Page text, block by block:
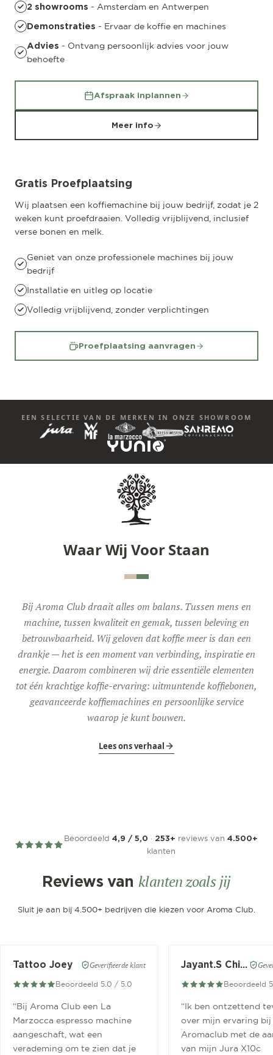
2 showrooms - Amsterdam en Antwerpen
Demonstraties - Ervaar de koffie en machines
Advies - Ontvang persoonlijk advies voor jouw
behoefte
Afspraak inplannen
Meer info
Gratis Proefplaatsing
Wij plaatsen een koffiemachine bij jouw bedrijf, zodat je 2
weken kunt proefdraaien. Volledig vrijblijvend, inclusief
verse bonen en melk.
Geniet van onze professionele machines bij jouw
bedrijf
Installatie en uitleg op locatie
Volledig vrijblijvend, zonder verplichtingen
Proefplaatsing aanvragen
EEN SELECTIE VAN DE MERKEN IN ONZE SHOWROOM
Waar Wij Voor Staan
Bij Aroma Club draait alles om balans. Tussen mens en
machine, tussen kwaliteit en gemak, tussen beleving en
betrouwbaarheid. Wij geloven dat koffie meer is dan een
drankje — het is een moment van verbinding, inspiratie en
energie. Daarom combineren wij drie essentiële elementen
tot één krachtige koffie-ervaring: uitmuntende koffiebonen,
geavanceerde koffiemachines en persoonlijke service
waarop je kunt bouwen.
Lees ons verhaal
Beoordeeld 4,9 / 5,0 · 253+ reviews van 4.500+
klanten
Reviews van klanten zoals jij
Sluit je aan bij 4.500+ bedrijven die kiezen voor Aroma Club.
Tattoo Joey Geverifieerde klant
Beoordeeld 5.0 / 5.0
“Bij Aroma Club een La
Marzocca espresso machine
aangeschaft, wat een
verademing om te zien dat je
Jayant.S Chitaroe
Beoordeeld
“Ik ben ontzettend
over mijn ervaring bij
Aromaclub met de
van mijn Jura X10c